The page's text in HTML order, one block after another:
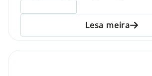
Lesa meira